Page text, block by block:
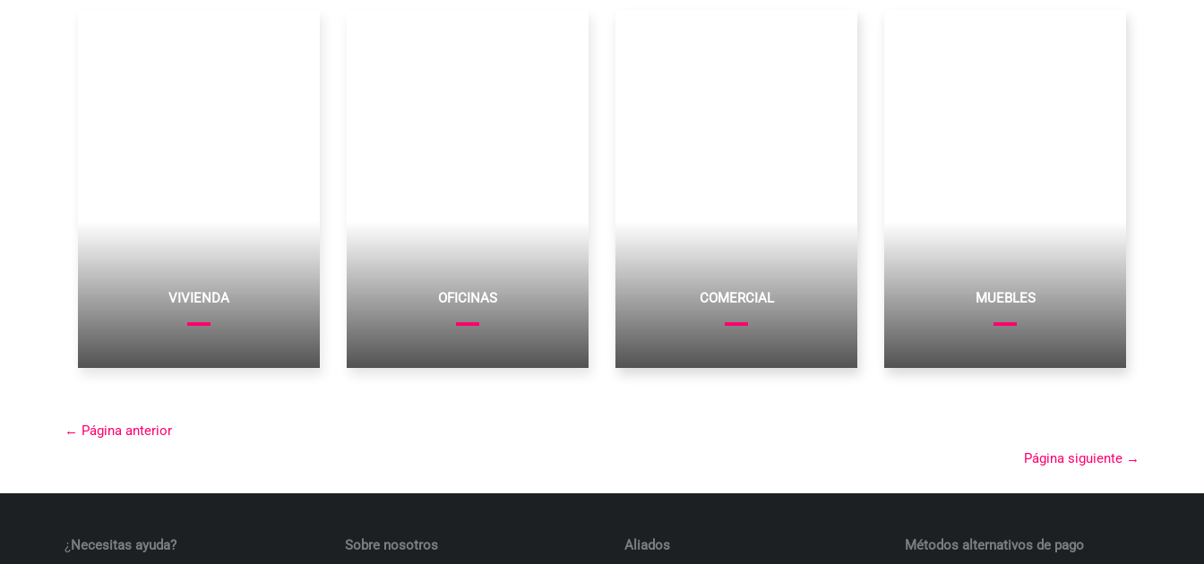
VIVIENDA OFICINAS COMERCIAL MUEBLES
← Página anterior
Página siguiente →
¿ Necesitas ayuda? Sobre nosotros Aliados Métodos alternativos de pago